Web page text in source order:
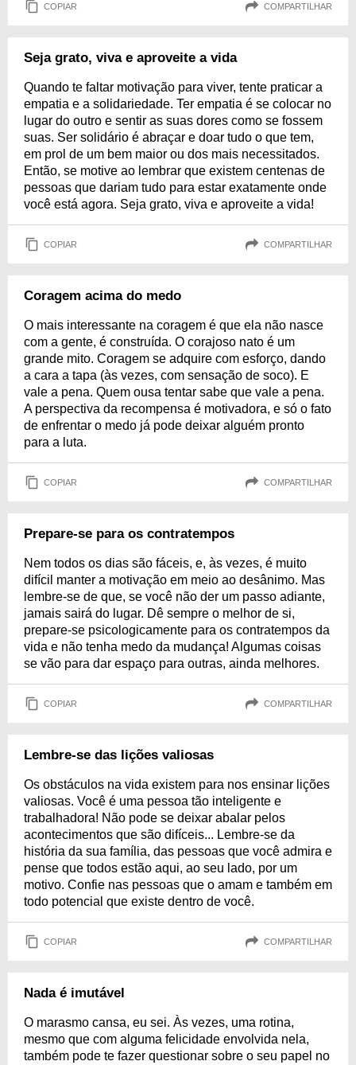
COPIAR COMPARTILHAR
Seja grato, viva e aproveite a vida
Quando te faltar motivação para viver, tente praticar a
empatia e a solidariedade. Ter empatia é se colocar no
lugar do outro e sentir as suas dores como se fossem
suas. Ser solidário é abraçar e doar tudo o que tem,
em prol de um bem maior ou dos mais necessitados.
Então, se motive ao lembrar que existem centenas de
pessoas que dariam tudo para estar exatamente onde
você está agora. Seja grato, viva e aproveite a vida!
COPIAR COMPARTILHAR
Coragem acima do medo
O mais interessante na coragem é que ela não nasce
com a gente, é construída. O corajoso nato é um
grande mito. Coragem se adquire com esforço, dando
a cara a tapa (às vezes, com sensação de soco). E
vale a pena. Quem ousa tentar sabe que vale a pena.
A perspectiva da recompensa é motivadora, e só o fato
de enfrentar o medo já pode deixar alguém pronto
para a luta.
COPIAR COMPARTILHAR
Prepare-se para os contratempos
Nem todos os dias são fáceis, e, às vezes, é muito
difícil manter a motivação em meio ao desânimo. Mas
lembre-se de que, se você não der um passo adiante,
jamais sairá do lugar. Dê sempre o melhor de si,
prepare-se psicologicamente para os contratempos da
vida e não tenha medo da mudança! Algumas coisas
se vão para dar espaço para outras, ainda melhores.
COPIAR COMPARTILHAR
Lembre-se das lições valiosas
Os obstáculos na vida existem para nos ensinar lições
valiosas. Você é uma pessoa tão inteligente e
trabalhadora! Não pode se deixar abalar pelos
acontecimentos que são difíceis... Lembre-se da
história da sua família, das pessoas que você admira e
pense que todos estão aqui, ao seu lado, por um
motivo. Confie nas pessoas que o amam e também em
todo potencial que existe dentro de você.
COPIAR COMPARTILHAR
Nada é imutável
O marasmo cansa, eu sei. Às vezes, uma rotina,
mesmo que com alguma felicidade envolvida nela,
também pode te fazer questionar sobre o seu papel no